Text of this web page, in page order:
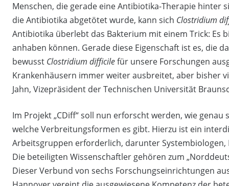
Menschen, die gerade eine Antibiotika-Therapie
die Antibiotika abgetötet wurde, kann sich Clostridium
Antibiotika überlebt das Bakterium mit einem Trick: Es
anhaben können. Gerade diese Eigenschaft ist es, die
bewusst Clostridium difficilefür unsere Forschungen
Krankenhäusern immer weiter ausbreitet, aber bisher
Jahn, Vizepräsident der Technischen Universität
Im Projekt „CDiff“ soll nun erforscht werden, wie
welche Verbreitungsformen es gibt. Hierzu ist ein
Arbeitsgruppen erforderlich, darunter
Die beteiligten Wissenschaftler gehören zum
Dieser Verbund von sechs Forschungseinrichtungen